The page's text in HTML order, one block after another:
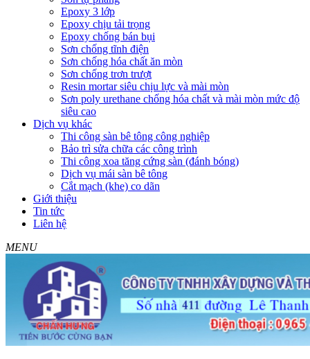
Epoxy 3 lớp
Epoxy chịu tải trọng
Epoxy chống bán bụi
Sơn chống tĩnh điện
Sơn chống hóa chất ăn mòn
Sơn chống trơn trượt
Resin mortar siêu chịu lực và mài mòn
Sơn poly urethane chống hóa chất và mài mòn mức độ
siêu cao
Dịch vụ khác
Thi công sàn bê tông công nghiệp
Bảo trì sửa chữa các công trình
Thi công xoa tăng cứng sàn (đánh bóng)
Dịch vụ mái sàn bê tông
Cắt mạch (khe) co dãn
Giới thiệu
Tin tức
Liên hệ
MENU